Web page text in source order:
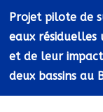
Projet pilote de
eaux résiduelles
et de leur
deux bassins au